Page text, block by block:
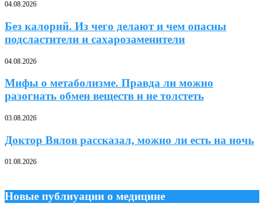
04.08.2026
Без калорий. Из чего делают и чем опасны
подсластители и сахарозаменители
04.08.2026
Мифы о метаболизме. Правда ли можно
разогнать обмен веществ и не толстеть
03.08.2026
Доктор Вялов рассказал, можно ли есть на ночь
01.08.2026
Новые публиуации о медицине